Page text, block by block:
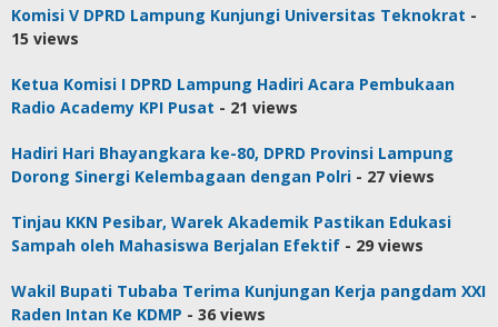
Komisi V DPRD Lampung Kunjungi Universitas Teknokrat -
15 views
Ketua Komisi I DPRD Lampung Hadiri Acara Pembukaan
Radio Academy KPI Pusat - 21 views
Hadiri Hari Bhayangkara ke-80, DPRD Provinsi Lampung
Dorong Sinergi Kelembagaan dengan Polri - 27 views
Tinjau KKN Pesibar, Warek Akademik Pastikan Edukasi
Sampah oleh Mahasiswa Berjalan Efektif - 29 views
Wakil Bupati Tubaba Terima Kunjungan Kerja pangdam XXI
Raden Intan Ke KDMP - 36 views